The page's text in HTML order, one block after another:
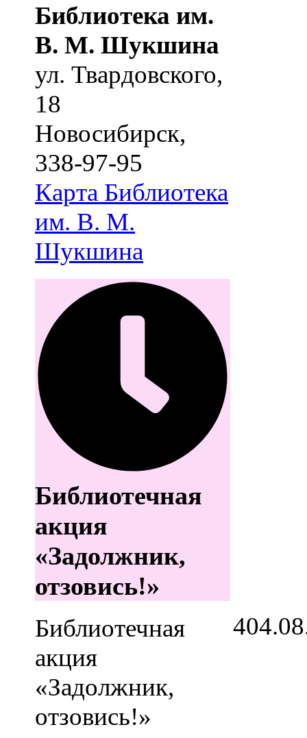
Библиотека им.
В. М. Шукшина
ул. Твардовского,
18
Новосибирск,
338-97-95
Карта Библиотека
им. В. М.
Шукшина
Библиотечная
акция
«Задолжник,
отзовись!»
Библиотечная
акция
«Задолжник,
отзовись!»
4